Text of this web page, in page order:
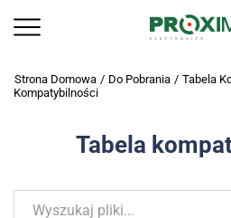
Strona Domowa / Do Pobrania / Tabela
Kompatybilności
Tabela